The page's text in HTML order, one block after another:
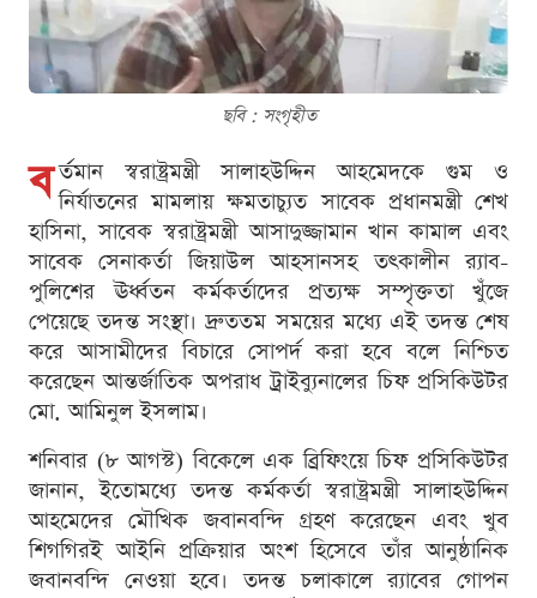
ছবি : সংগৃহীত
ব র্তমান স্বরাষ্ট্রমন্ত্রী সালাহউদ্দিন আহমেদকে গুম ও
নির্যাতনের মামলায় ক্ষমতাচ্যুত সাবেক প্রধানমন্ত্রী শেখ
হাসিনা, সাবেক স্বরাষ্ট্রমন্ত্রী আসাদুজ্জামান খান কামাল এবং
সাবেক সেনাকর্তা জিয়াউল আহসানসহ তৎকালীন র‍্যাব-
পুলিশের ঊর্ধ্বতন কর্মকর্তাদের প্রত্যক্ষ সম্পৃক্ততা খুঁজে
পেয়েছে তদন্ত সংস্থা। দ্রুততম সময়ের মধ্যে এই তদন্ত শেষ
করে আসামীদের বিচারে সোপর্দ করা হবে বলে নিশ্চিত
করেছেন আন্তর্জাতিক অপরাধ ট্রাইব্যুনালের চিফ প্রসিকিউটর
মো. আমিনুল ইসলাম।
শনিবার (৮ আগস্ট) বিকেলে এক ব্রিফিংয়ে চিফ প্রসিকিউটর
জানান, ইতোমধ্যে তদন্ত কর্মকর্তা স্বরাষ্ট্রমন্ত্রী সালাহউদ্দিন
আহমেদের মৌখিক জবানবন্দি গ্রহণ করেছেন এবং খুব
শিগগিরই আইনি প্রক্রিয়ার অংশ হিসেবে তাঁর আনুষ্ঠানিক
জবানবন্দি নেওয়া হবে। তদন্ত চলাকালে র‍্যাবের গোপন